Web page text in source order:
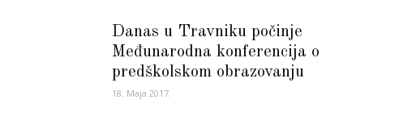
Danas u Travniku počinje
Međunarodna konferencija o
predškolskom obrazovanju
18. Maja 2017.